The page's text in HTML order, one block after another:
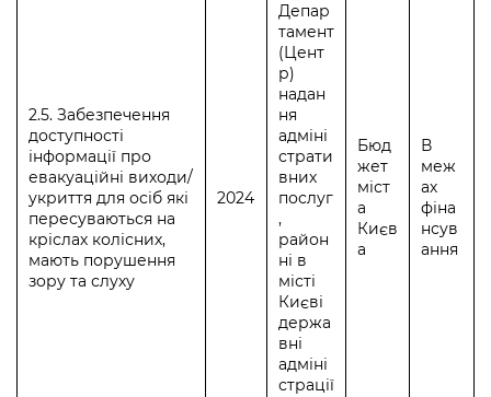
2.5. Забезпечення
доступності
інформації про
евакуаційні виходи/
укриття для осіб які
пересуваються на
кріслах колісних,
мають порушення
зору та слуху
2024
Депар
тамент
(Цент
р)
надан
ня
адміні
страти
вних
послуг
,
район
ні в
місті
Києві
держа
вні
адміні
страції
Бюд
жет
міст
а
Києв
а
В
меж
ах
фіна
нсув
ання